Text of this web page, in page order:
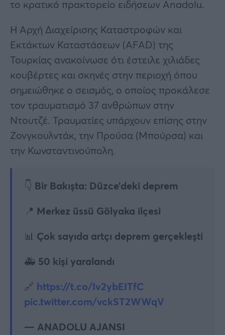
το κρατικό πρακτορείο ειδήσεων Anadolu.
Η Αρχή Διαχείρισης Καταστροφών και
Εκτάκτων Καταστάσεων (AFAD) της
Τουρκίας ανακοίνωσε ότι έστειλε χιλιάδες
κουβέρτες και σκηνές στην περιοχή όπου
σημειώθηκε ο σεισμός, ο οποίος προκάλεσε
τον τραυματισμό 37 ανθρώπων στην
Ντουτζέ. Τραυματίες υπάρχουν επίσης στην
Ζονγκουλντάκ, την Προύσα (Μπούρσα) και
την Κωνσταντινούπολη.
👇 Bir Bakışta: Düzce’deki deprem
📍 Merkez üssü Gölyaka ilçesi
📊 Çok sayıda artçı deprem gerçekleşti
🚑 50 kişi yaralandı
🔗 https://t.co/Iv2ybEITfC
pic.twitter.com/vckST2WWqV
— ANADOLU AJANSI